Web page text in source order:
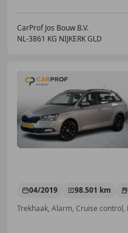
CarProf Jos Bouw B.V.
NL-3861 KG NIJKERK GLD
04/2019 98.501 km